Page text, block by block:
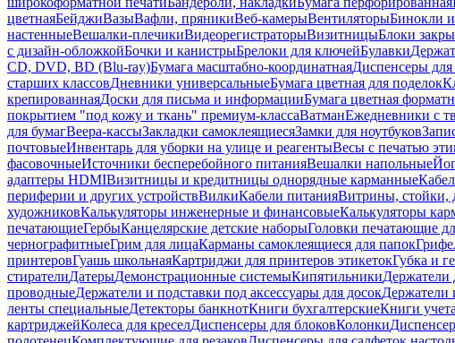
цветнаяБейджиВазыВафли, пряникиВеб-камерыВентиляторыБинокли
настенныеВешалки-плечикиВидеорегистраторыВизитницыБлоки
с дизайн-обложкойБочки и канистрыБрелоки для ключейБулавки
CD, DVD, BD (Blu-ray)Бумага масштабно-координатнаяДиспенсеры для
старших классовДневники универсальныеБумага цветная для поделок
крепированнаяДоски для письма и информацииБумага цветная
покрытием "под кожу и ткань" премиум-классаВатманЕжедневники с
для бумагВеера-кассыЗакладки самоклеящиесяЗамки для ноутбуков
почтовыеИнвентарь для уборки на улице и реагентыВесы с печатью
фасовочныеИсточники бесперебойного питанияВешалки напольные
адаптеры HDMIВизитницы и кредитницы однорядные карманные
периферии и других устройствВилкиКабели питанияВитрины, стойки,
художниковКалькуляторы инженерные и финансовыеКалькуляторы
печатающиеГербыКанцелярские детские наборыГоловки печатающие
чернографитныеГрим для лицаКарманы самоклеящиеся для папок
принтеровГуашь школьнаяКартриджи для принтеров этикетокГубка и
стирателиДатерыДемонстрационные системыКипятильникиДержатели
проводныеДержатели и подставки под аксессуары для досокДержатели
ленты специальныеДетекторы банкнотКниги бухгалтерскиеКниги
картриджейКолеса для креселДиспенсеры для блоковКолонки